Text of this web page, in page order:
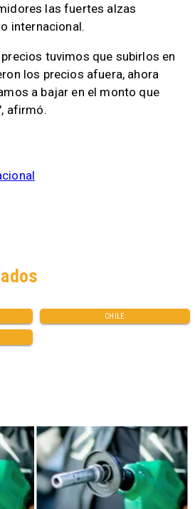
las fuertes alzas
internacional.
tuvimos que subirlos en
los precios afuera, ahora
a bajar en el monto que
afirmó.
CHILE